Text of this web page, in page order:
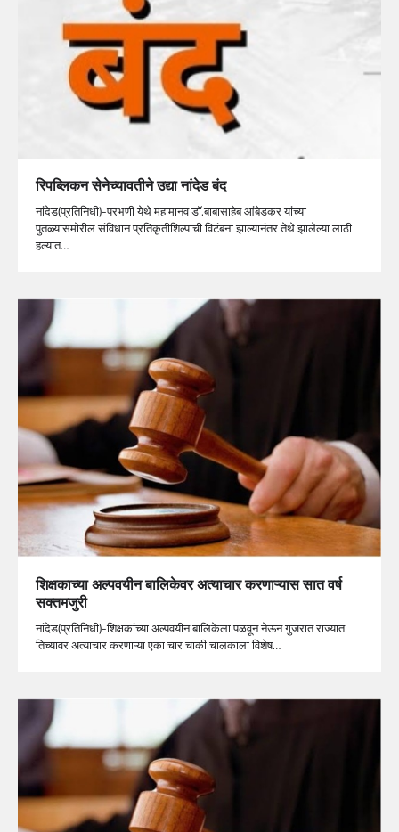
रिपब्लिकन सेनेच्यावतीने उद्या नांदेड बंद
नांदेड(प्रतिनिधी)-परभणी येथे महामानव डॉ.बाबासाहेब आंबेडकर यांच्या
पुतळ्यासमोरील संविधान प्रतिकृतीशिल्पाची विटंबना झाल्यानंतर तेथे झालेल्या लाठी
हल्यात…
शिक्षकाच्या अल्पवयीन बालिकेवर अत्याचार करणाऱ्यास सात वर्ष
सक्तमजुरी
नांदेड(प्रतिनिधी)-शिक्षकांच्या अल्पवयीन बालिकेला पळवून नेऊन गुजरात राज्यात
तिच्यावर अत्याचार करणाऱ्या एका चार चाकी चालकाला विशेष…